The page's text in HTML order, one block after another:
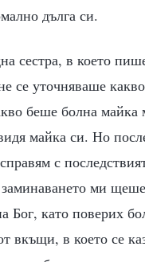
дълга си.
сестра, в което
се уточняваше
беше болна
майка си. Но
с
ми
Бог, като поверих
вкъщи, в което се